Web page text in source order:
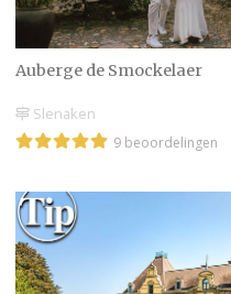
Auberge de Smockelaer
Slenaken
9 beoordelingen